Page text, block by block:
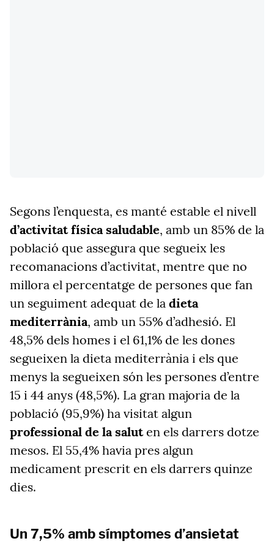
Segons l’enquesta, es manté estable el nivell
d’activitat física saludable, amb un 85% de la
població que assegura que segueix les
recomanacions d’activitat, mentre que no
millora el percentatge de persones que fan
un seguiment adequat de la dieta
mediterrània, amb un 55% d’adhesió. El
48,5% dels homes i el 61,1% de les dones
segueixen la dieta mediterrània i els que
menys la segueixen són les persones d’entre
15 i 44 anys (48,5%). La gran majoria de la
població (95,9%) ha visitat algun
professional de la saluten els darrers dotze
mesos. El 55,4% havia pres algun
medicament prescrit en els darrers quinze
dies.
Un 7,5% amb símptomes d’ansietat